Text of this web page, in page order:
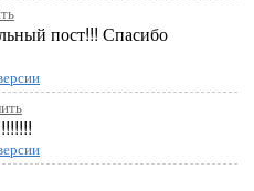
пост!!! Спасибо